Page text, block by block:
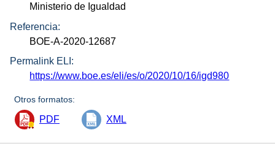
Ministerio de Igualdad
Referencia:
BOE-A-2020-12687
Permalink ELI:
https://www.boe.es/eli/es/o/2020/10/16/igd980
Otros formatos:
PDF XML